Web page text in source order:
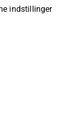
indstillinger